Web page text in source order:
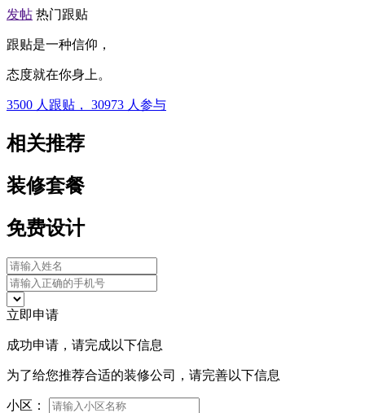
发帖 热门跟贴
跟贴是一种信仰，
态度就在你身上。
3500 人跟贴， 30973 人参与
相关推荐
装修套餐
免费设计
立即申请
成功申请，请完成以下信息
为了给您推荐合适的装修公司，请完善以下信息
小区：